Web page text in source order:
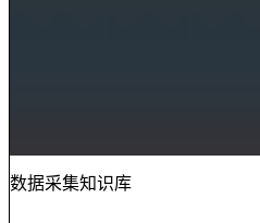
数据采集知识库